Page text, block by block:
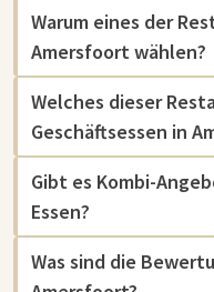
Warum eines der
Amersfoort wählen?
Welches dieser
Geschäftsessen in
Gibt es Kombi-
Essen?
Was sind die